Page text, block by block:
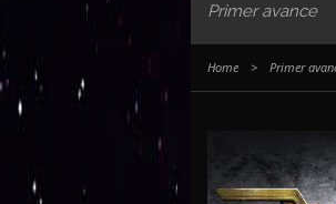
Primer avance
Home > Primer